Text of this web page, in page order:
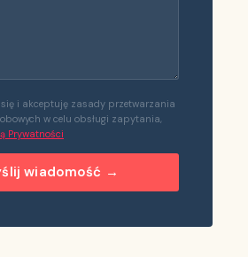
i akceptuję zasady przetwarzania
w celu obsługi zapytania,
Prywatności